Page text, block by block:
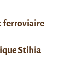
ferroviaire
Stihia